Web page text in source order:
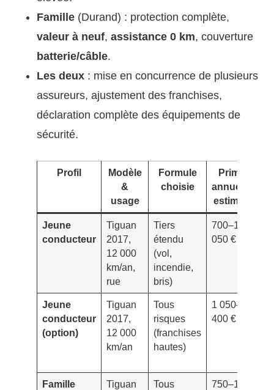
Famille (Durand) : protection complète,
valeur à neuf, assistance 0 km, couverture
batterie/câble.
Les deux : mise en concurrence de plusieurs
assureurs, ajustement des franchises,
déclaration complète des équipements de
sécurité.
Profil
Modèle
&
usage
Formule
choisie
Prime
annuelle
estimée
Jeune
conducteur
Tiguan
2017,
12 000
km/an,
rue
Tiers
étendu
(vol,
incendie,
bris)
700–1
050 €
Jeune
conducteur
(option)
Tiguan
2017,
12 000
km/an
Tous
risques
(franchises
hautes)
1 050–1
400 €
Famille
Tiguan
Tous
750–1